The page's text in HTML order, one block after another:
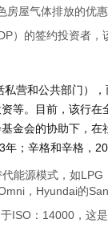
房屋气体排放的优
）的签约投资者
营和公共部门）
等。目前，该行
金会的协助下，
；辛格和辛格，
能源模式，如
，Hyundai的
ISO：14000，这